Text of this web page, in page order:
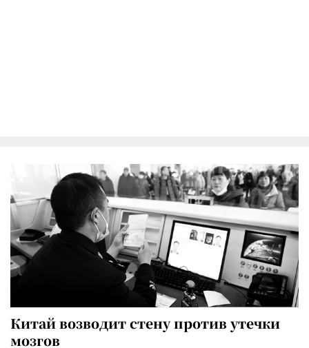
Китай возводит стену против утечки
мозгов